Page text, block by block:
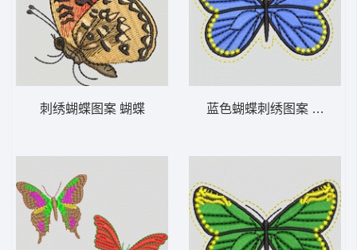
刺绣蝴蝶图案 蝴蝶 蓝色蝴蝶刺绣图案 蝴蝶